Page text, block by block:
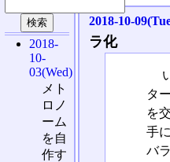
2018-10-
ラ化
タ
を
手
バ
2018-
10-
03(Wed)
メト
ロノ
ーム
を自
作す